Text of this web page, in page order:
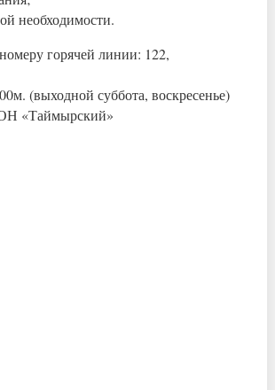
необходимости.
горячей линии: 122,
(выходной суббота, воскресенье)
«Таймырский»